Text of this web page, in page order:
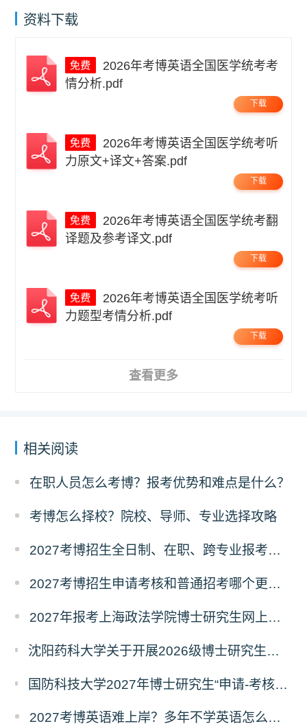
资料下载
情分析.pdf
下载
力原文+译文+答案.pdf
下载
译题及参考译文.pdf
下载
力题型考情分析.pdf
下载
查看更多
相关阅读
在职人员怎么考博？报考优势和难点是什么？
考博怎么择校？院校、导师、专业选择攻略
2027考博招生全日制、在职、跨专业报考要求
2027考博招生申请考核和普通招考哪个更好考？
2027年报考上海政法学院博士研究生网上报名公告
沈阳药科大学关于开展2026级博士研究生录取后信息采集及档案调取等相关工作的通知
国防科技大学2027年博士研究生“申请-考核”制招生专业基础笔试考试大纲
2027考博英语难上岸？多年不学英语怎么备考？